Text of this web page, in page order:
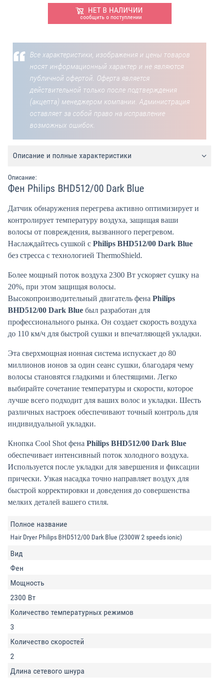
НЕТ В НАЛИЧИИ
сообщить о поступлении
Все характеристики, изображения и цены товаров
носят информационный характер и не являются
публичной офертой. Оферта является
действительной только после подтверждения
(акцепта) менеджером компании. Администрация
оставляет за собой право на исправление
возможных ошибок.
Описание и полные характеристики
Описание:
Фен Philips BHD512/00 Dark Blue
Датчик обнаружения перегрева активно оптимизирует и
контролирует температуру воздуха, защищая ваши
волосы от повреждения, вызванного перегревом.
Наслаждайтесь сушкой с Philips BHD512/00 Dark Blue
без стресса с технологией ThermoShield.
Более мощный поток воздуха 2300 Вт ускоряет сушку на
20%, при этом защищая волосы.
Высокопроизводительный двигатель фена Philips
BHD512/00 Dark Blue был разработан для
профессионального рынка. Он создает скорость воздуха
до 110 км/ч для быстрой сушки и впечатляющей укладки.
Эта сверхмощная ионная система испускает до 80
миллионов ионов за один сеанс сушки, благодаря чему
волосы становятся гладкими и блестящими. Легко
выбирайте сочетание температуры и скорости, которое
лучше всего подходит для ваших волос и укладки. Шесть
различных настроек обеспечивают точный контроль для
индивидуальной укладки.
Кнопка Cool Shot фена Philips BHD512/00 Dark Blue
обеспечивает интенсивный поток холодного воздуха.
Используется после укладки для завершения и фиксации
прически. Узкая насадка точно направляет воздух для
быстрой корректировки и доведения до совершенства
мелких деталей вашего стиля.
Полное название
Hair Dryer Philips BHD512/00 Dark Blue (2300W 2 speeds ionic)
Вид
Фен
Мощность
2300 Вт
Количество температурных режимов
3
Количество скоростей
2
Длина сетевого шнура